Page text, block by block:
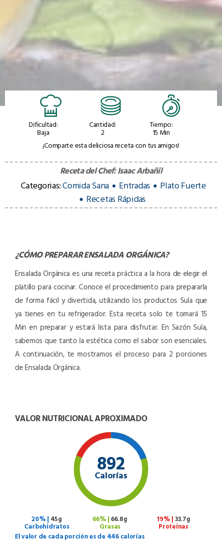
Dificultad:
Baja
Cantidad:
2
Tiempo:
15 Min
¡Comparte esta deliciosa receta con tus amigos!
Receta del Chef:Isaac Arbañil
Categorias:Comida Sana Entradas
Plato Fuerte
Recetas Rápidas
¿CÓMO PREPARARENSALADA ORGÁNICA?
Ensalada Orgánica es una receta práctica a la hora de elegir el
platillo para cocinar. Conoce el procedimiento para prepararla
de forma fácil y divertida, utilizando los productos Sula que
ya tienes en tu refrigerador. Esta receta solo te tomará 15
Min en preparar y estará lista para disfrutar. En Sazón Sula,
sabemos que tanto la estética como el sabor son esenciales.
A continuación, te mostramos el proceso para 2 porciones
de Ensalada Orgánica.
VALOR NUTRICIONAL APROXIMADO
892
Calorías
20% | 45g
Carbohidratos
66% | 66.8g
Grasas
19% | 33.7g
Proteínas
El valor de cada porción es de 446 calorías